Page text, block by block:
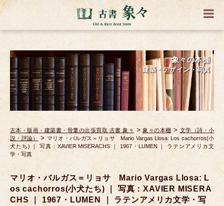
象々の本棚
建築・デザイン・写真
古本・版画・建築書・骨董の出張買取 古書 象々 >象々の本棚 > 文学（詩・小
説・評論）
> マリオ・バルガス＝リョサ Mario Vargas Llosa: Los cachorros(小
犬たち) ｜ 写真：XAVIER MISERACHS ｜ 1967・LUMEN ｜ ラテンアメリカ文
学・写真
マリオ・バルガス＝リョサ Mario Vargas Llosa: L
os cachorros(小犬たち) ｜ 写真：XAVIER MISERA
CHS ｜ 1967・LUMEN ｜ ラテンアメリカ文学・写